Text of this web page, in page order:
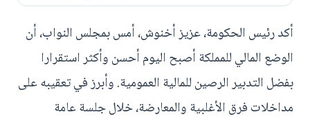
أكد رئيس الحكومة، عزيز أخنوش، أمس بمجلس النواب، أن
الوضع المالي للمملكة أصبح اليوم أحسن وأكثر استقرارا
بفضل التدبير الرصين للمالية العمومية. وأبرز في تعقيبه على
مداخلات فرق الأغلبية والمعارضة، خلال جلسة عامة